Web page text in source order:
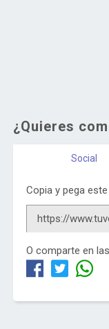
¿Quieres
Social
Copia y pega
O comparte en